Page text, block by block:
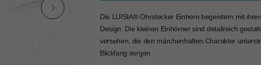
Die LUISIA® Ohrstecker Einhorn begeistern mit
Design. Die kleinen Einhörner sind detailreich
versehen, die den märchenhaften Charakter
Blickfang sorgen